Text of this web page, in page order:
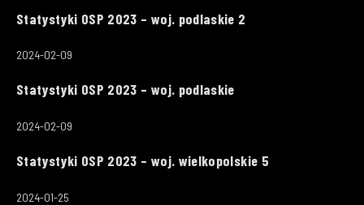
Statystyki OSP 2023 – woj. podlaskie 2
2024-02-09
Statystyki OSP 2023 – woj. podlaskie
2024-02-09
Statystyki OSP 2023 – woj. wielkopolskie 5
2024-01-25